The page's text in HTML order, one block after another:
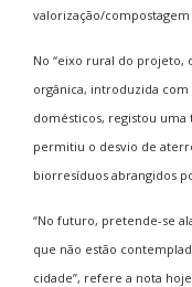
valorização/compostagem
No “eixo rural do projeto,
orgânica, introduzida com
domésticos, registou uma
permitiu o desvio de
biorresíduos abrangidos
“No futuro, pretende-se
que não estão
cidade”, refere a nota